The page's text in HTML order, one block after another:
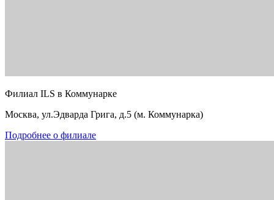
Филиал ILS в Коммунарке
Москва, ул.Эдварда Грига, д.5 (м. Коммунарка)
Подробнее о филиале